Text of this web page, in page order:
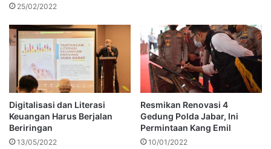
25/02/2022
Digitalisasi dan Literasi
Keuangan Harus Berjalan
Beriringan
13/05/2022
Resmikan Renovasi 4
Gedung Polda Jabar, Ini
Permintaan Kang Emil
10/01/2022